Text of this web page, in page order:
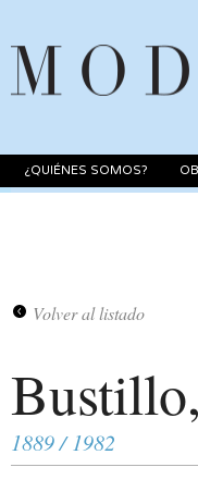
¿QUIÉNES SOMOS?
Volver al listado
1889 / 1982